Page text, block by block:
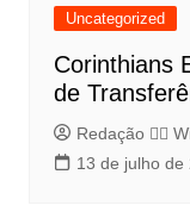
Uncategorized
Corinthians
de
Redação 👨‍⚖️​
13 de julho de